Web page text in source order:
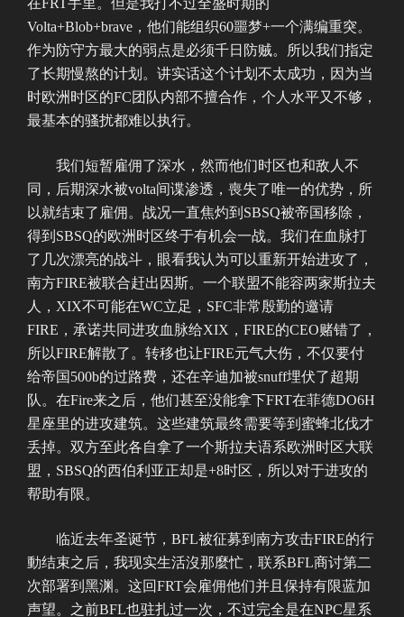
Volta+Blob+brave，他们能组织60噩梦+一个满编重突。
作为防守方最大的弱点是必须千日防贼。所以我们指定
了长期慢熬的计划。讲实话这个计划不太成功，因为当
时欧洲时区的FC团队内部不擅合作，个人水平又不够，
最基本的骚扰都难以执行。
我们短暂雇佣了深水，然而他们时区也和敌人不
同，后期深水被volta间谍渗透，喪失了唯一的优势，所
以就结束了雇佣。战况一直焦灼到SBSQ被帝国移除，
得到SBSQ的欧洲时区终于有机会一战。我们在血脉打
了几次漂亮的战斗，眼看我认为可以重新开始进攻了，
南方FIRE被联合赶出因斯。一个联盟不能容两家斯拉夫
人，XIX不可能在WC立足，SFC非常殷勤的邀请
FIRE，承诺共同进攻血脉给XIX，FIRE的CEO赌错了，
所以FIRE解散了。转移也让FIRE元气大伤，不仅要付
给帝国500b的过路费，还在辛迪加被snuff埋伏了超期
队。在Fire来之后，他们甚至没能拿下FRT在菲德DO6H
星座里的进攻建筑。这些建筑最终需要等到蜜蜂北伐才
丢掉。双方至此各自拿了一个斯拉夫语系欧洲时区大联
盟，SBSQ的西伯利亚正却是+8时区，所以对于进攻的
帮助有限。
临近去年圣诞节，BFL被征募到南方攻击FIRE的行
動结束之后，我现实生活沒那麼忙，联系BFL商讨第二
次部署到黑渊。这回FRT会雇佣他们并且保持有限蓝加
声望。之前BFL也驻扎过一次，不过完全是在NPC星系